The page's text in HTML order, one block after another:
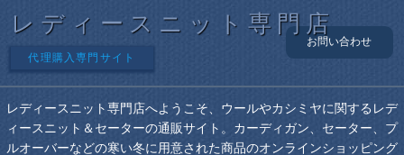
レディースニット専門店
代理購入専門サイト
お問い合わせ
レディースニット専門店へようこそ、ウールやカシミヤに関するレデ
ィースニット＆セーターの通販サイト。カーディガン、セーター、プ
ルオーバーなどの寒い冬に用意された商品のオンラインショッピング